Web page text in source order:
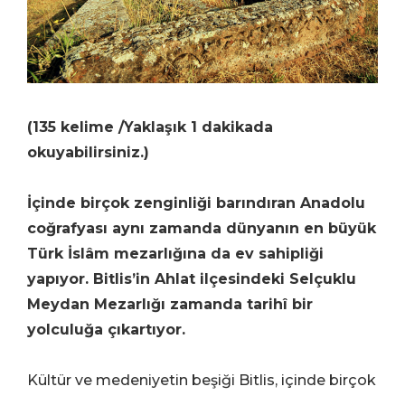
(135 kelime /Yaklaşık 1 dakikada
okuyabilirsiniz.)
İçinde birçok zenginliği barındıran Anadolu
coğrafyası aynı zamanda dünyanın en büyük
Türk İslâm mezarlığına da ev sahipliği
yapıyor. Bitlis’in Ahlat ilçesindeki Selçuklu
Meydan Mezarlığı zamanda tarihî bir
yolculuğa çıkartıyor.
Kültür ve medeniyetin beşiği Bitlis, içinde birçok